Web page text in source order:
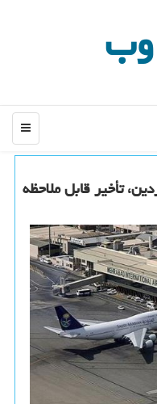
وب
منو
پرواز تا ۸ فروردین، تأخیر قابل ملاحظه